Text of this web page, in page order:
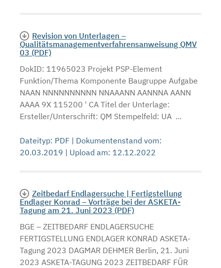
Revision von Unterlagen –
Qualitätsmanagementverfahrensanweisung QMV
03 (PDF)
DokID: 11965023 Projekt PSP-Element
Funktion/Thema Komponente Baugruppe Aufgabe
NAAN NNNNNNNNNN NNAAANN AANNNA AANN
AAAA 9X 115200 ' CA Titel der Unterlage:
Ersteller/Unterschrift: QM Stempelfeld: UA ...
Dateityp: PDF | Dokumentenstand vom:
20.03.2019 | Upload am: 12.12.2022
Zeitbedarf Endlagersuche | Fertigstellung
Endlager Konrad – Vorträge bei der ASKETA-
Tagung am 21. Juni 2023 (PDF)
BGE – ZEITBEDARF ENDLAGERSUCHE
FERTIGSTELLUNG ENDLAGER KONRAD ASKETA-
Tagung 2023 DAGMAR DEHMER Berlin, 21. Juni
2023 ASKETA-TAGUNG 2023 ZEITBEDARF FÜR